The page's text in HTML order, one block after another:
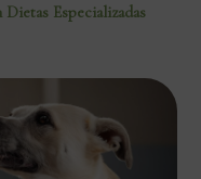
Especializadas